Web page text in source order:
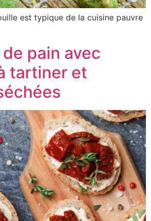
est typique de la cuisine pauvre
pain avec
tartiner et